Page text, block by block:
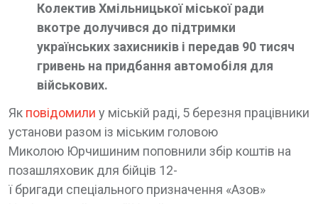
Колектив Хмільницької міської ради
вкотре долучився до підтримки
українських захисників і передав 90 тисяч
гривень на придбання автомобіля для
військових.
Як повідомили у міській раді, 5 березня працівники
установи разом із міським головою
Миколою Юрчишиним поповнили збір коштів на
позашляховик для бійців 12-
ї бригади спеціального призначення «Азов»